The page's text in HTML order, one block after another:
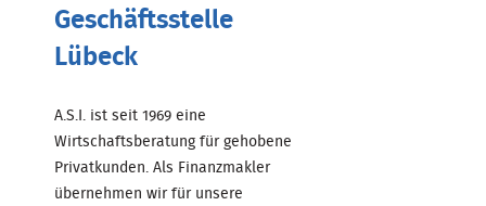
Geschäftsstelle
Lübeck
A.S.I. ist seit 1969 eine
Wirtschaftsberatung für gehobene
Privatkunden. Als Finanzmakler
übernehmen wir für unsere